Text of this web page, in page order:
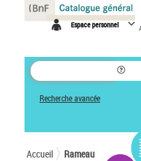
Espace personnel
Recherche avancée
Accueil Rameau
Panneau de gestion des cookies